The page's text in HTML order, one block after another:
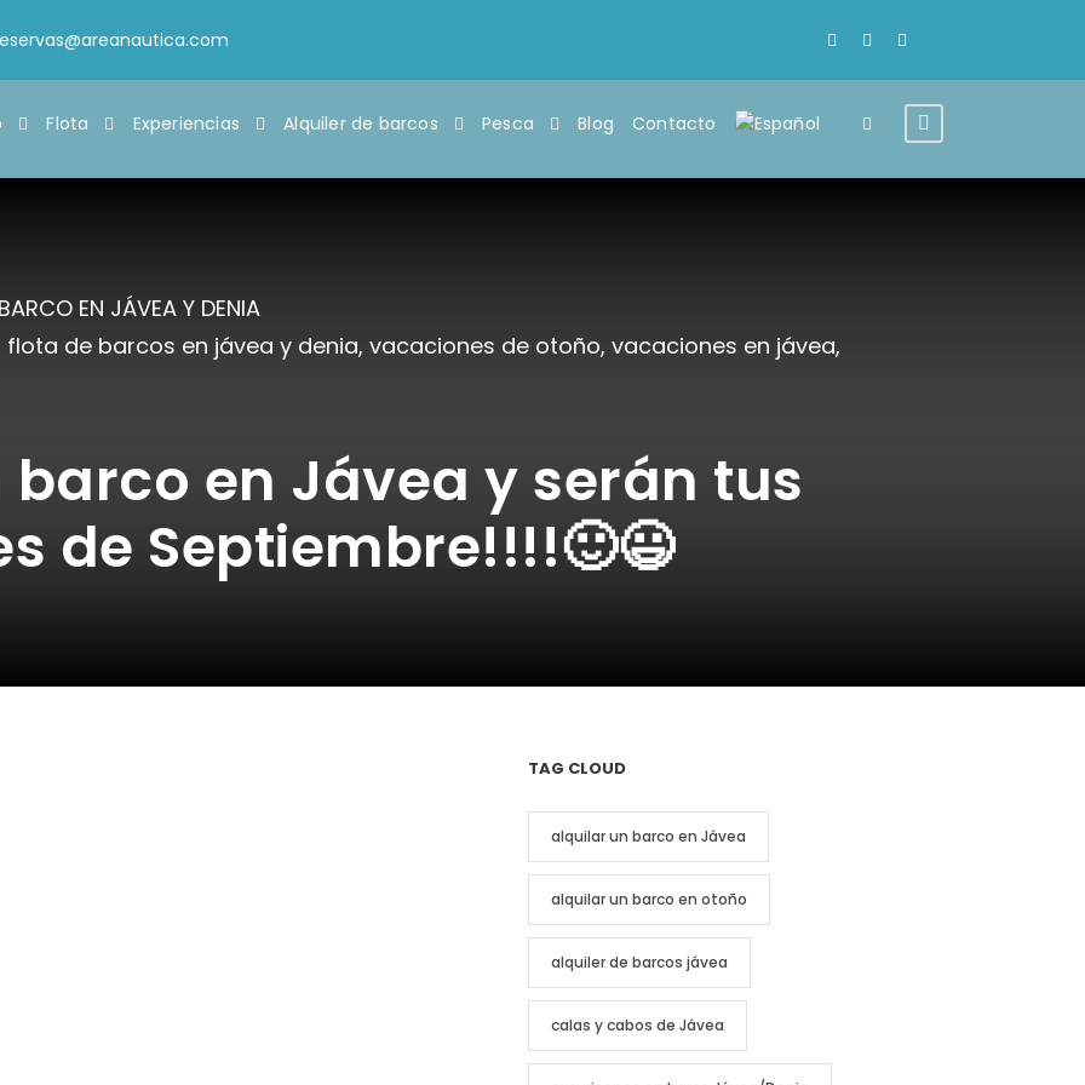
Flota Experiencias Alquiler de barcos Pesca Blog Contacto
EN JÁVEA Y DENIA
flota de barcos en jávea y denia, vacaciones de otoño, vacaciones en jávea,
en Jávea y serán tus
de Septiembre!!!!🙂😃
TAG CLOUD
alquilar un barco en Jávea
alquilar un barco en otoño
alquiler de barcos jávea
calas y cabos de Jávea